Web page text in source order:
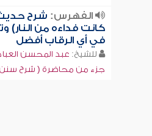
الفهرس: شرح
كانت فداءه من النار)
في أي الرقاب أفضل
للشيخ: عبد المحسن
جزء من محاضرة ( شرح سنن أبي